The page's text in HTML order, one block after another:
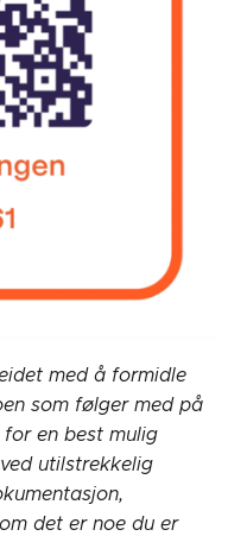
med å formidle
som følger med på
en best mulig
utilstrekkelig
det er noe du er